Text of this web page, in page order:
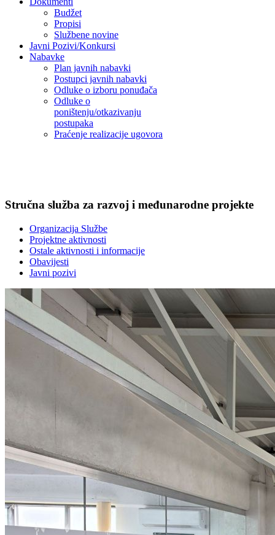
Budžet
Propisi
Službene novine
Javni Pozivi/Konkursi
Nabavke
Plan javnih nabavki
Postupci javnih nabavki
Odluke o izboru ponuđača
Odluke o
poništenju/otkazivanju
postupaka
Praćenje realizacije ugovora
Stručna služba za razvoj i međunarodne projekte
Organizacija Službe
Projektne aktivnosti
Ostale aktivnosti i informacije
Obavijesti
Javni pozivi